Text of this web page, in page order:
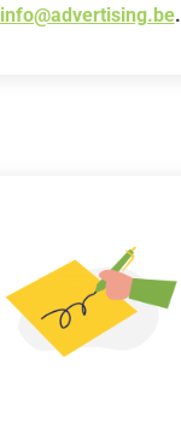
info@advertising.be.